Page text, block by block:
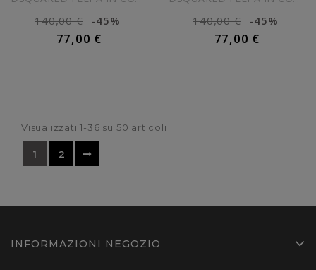
140,00 € -45%
77,00 €
AGGIUNGI AL CARRELLO
140,00 € -45%
77,00 €
AGGIUNGI AL CARRELLO
Visualizzati 1-36 su 50 articoli
1 2
INFORMAZIONI NEGOZIO